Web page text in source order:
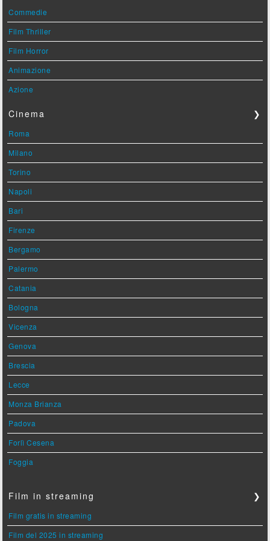
Commedie
Film Thriller
Film Horror
Animazione
Azione
Cinema ❯
Roma
Milano
Torino
Napoli
Bari
Firenze
Bergamo
Palermo
Catania
Bologna
Vicenza
Genova
Brescia
Lecce
Monza Brianza
Padova
Forlì Cesena
Foggia
Film in streaming ❯
Film gratis in streaming
Film del 2025 in streaming